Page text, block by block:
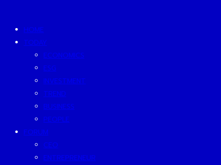
HOME
TODAY
ECONOMICS
ESG
INVESTMENT
TREND
BUSINESS
PEOPLE
FORUM
CEO
ENTREPRENEUR